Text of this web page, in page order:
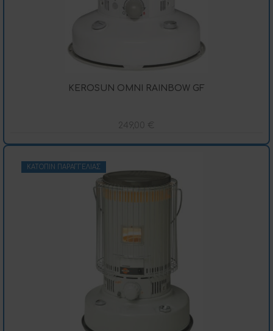
KEROSUN OMNI RAINBOW GF
249,00 €
ΚΑΤΌΠΙΝ ΠΑΡΑΓΓΕΛΊΑΣ